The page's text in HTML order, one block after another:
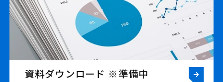
資料ダウンロード ※準備中